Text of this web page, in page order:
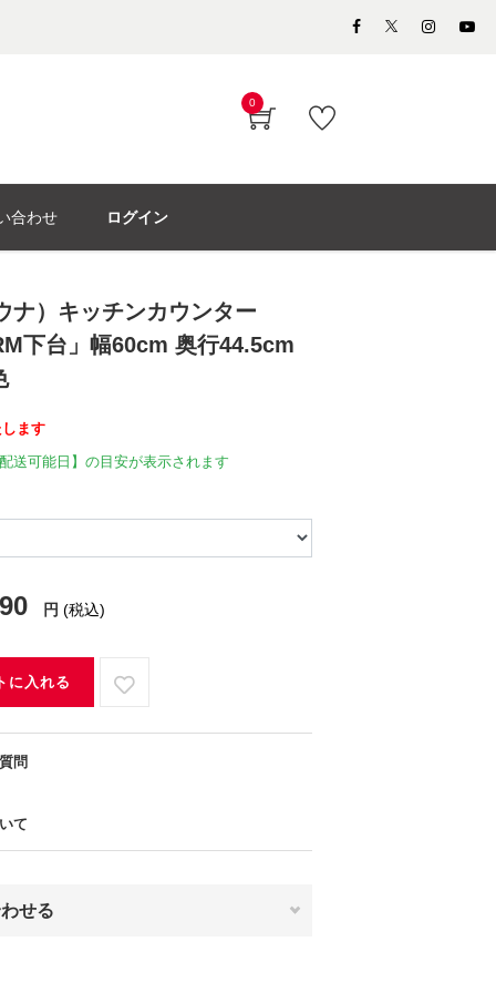
0
合わせ ログイン
ナ）キッチンカウンター
下台」幅60cm 奥行44.5cm
ます
送可能日】の目安が表示されます
円 (税込)
に入れる
問
て
せる